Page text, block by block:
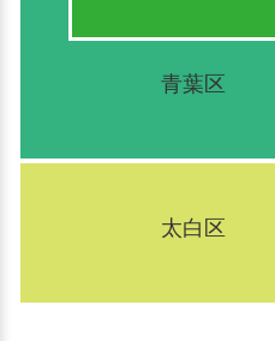
青葉区
太白区